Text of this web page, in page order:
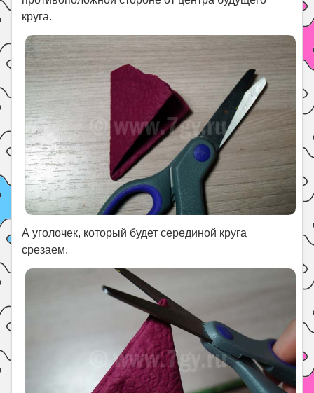
круга.
А уголочек, который будет серединой круга
срезаем.